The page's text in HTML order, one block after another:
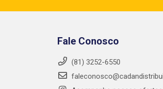
Fale Conosco
(81) 3252-6550